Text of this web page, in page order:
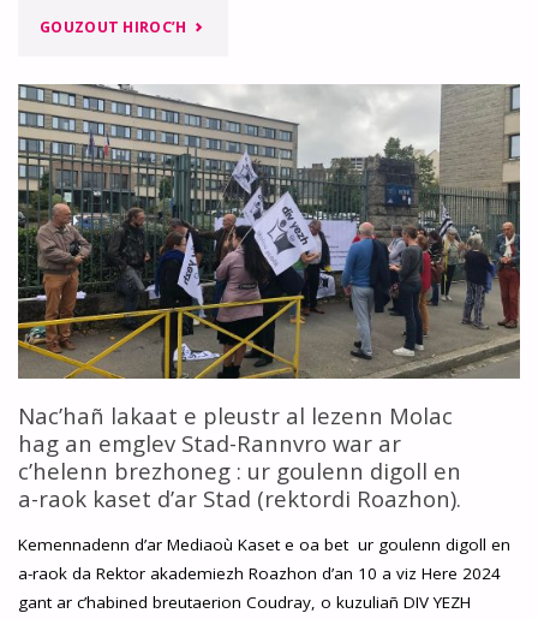
GOUZOUT HIROC’H "LEZENN
21
A
VIZ
MAE
2021
DIWAR-
BENN
GWAREZ
GLAD
AR
YEZHOÙ
Nac’hañ lakaat e pleustr al lezenn Molac
hag an emglev Stad-Rannvro war ar
c’helenn brezhoneg : ur goulenn digoll en
a-raok kaset d’ar Stad (rektordi Roazhon).
Kemennadenn d’ar Mediaoù Kaset e oa bet ur goulenn digoll en
a-raok da Rektor akademiezh Roazhon d’an 10 a viz Here 2024
gant ar c’habined breutaerion Coudray, o kuzuliañ DIV YEZH